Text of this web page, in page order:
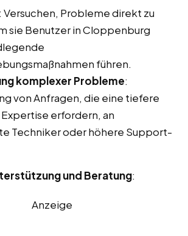
: Versuchen, Probleme direkt zu
sie Benutzer in Cloppenburg
führen.
komplexer Probleme:
von Anfragen, die eine tiefere
erfordern, an
Techniker oder höhere Support-
und Beratung:
Anzeige